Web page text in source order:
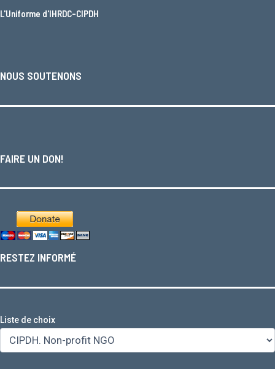
L'Uniforme d'IHRDC-CIPDH
NOUS SOUTENONS
FAIRE UN DON!
RESTEZ INFORMÉ
Liste de choix